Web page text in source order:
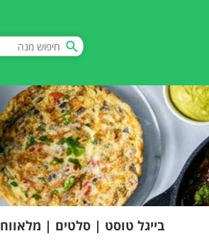
בייגל טוסט | סלטים | מלאווח